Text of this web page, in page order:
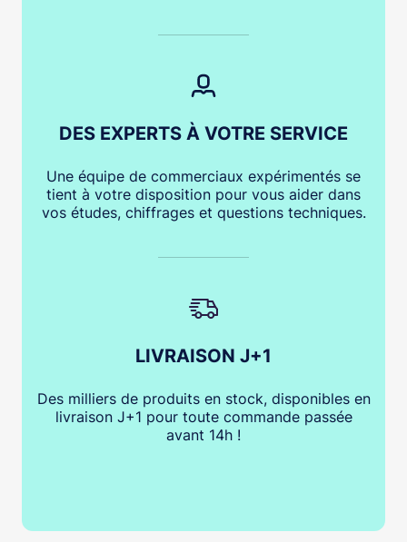
DES EXPERTS À VOTRE SERVICE
Une équipe de commerciaux expérimentés se
tient à votre disposition pour vous aider dans
vos études, chiffrages et questions techniques.
LIVRAISON J+1
Des milliers de produits en stock, disponibles en
livraison J+1 pour toute commande passée
avant 14h !